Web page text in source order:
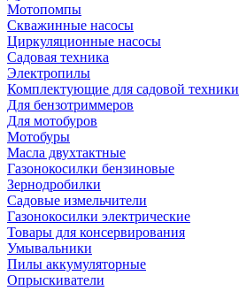
Мотопомпы
Скважинные насосы
Циркуляционные насосы
Садовая техника
Электропилы
Комплектующие для садовой техники
Для бензотриммеров
Для мотобуров
Мотобуры
Масла двухтактные
Газонокосилки бензиновые
Зернодробилки
Садовые измельчители
Газонокосилки электрические
Товары для консервирования
Умывальники
Пилы аккумуляторные
Опрыскиватели